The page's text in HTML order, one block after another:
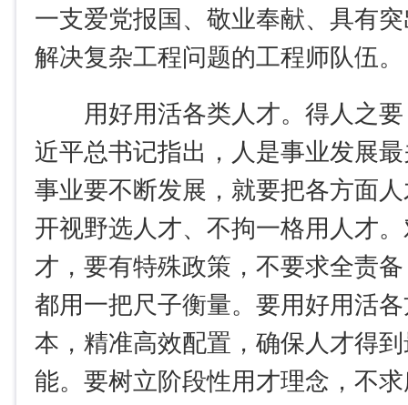
一支爱党报国、敬业奉献、具有
解决复杂工程问题的工程师队伍。
用好用活各类人才。得人之要
近平总书记指出，人是事业发展
事业要不断发展，就要把各方面
开视野选人才、不拘一格用人才
才，要有特殊政策，不要求全责
都用一把尺子衡量。要用好用活
本，精准高效配置，确保人才得
能。要树立阶段性用才理念，不